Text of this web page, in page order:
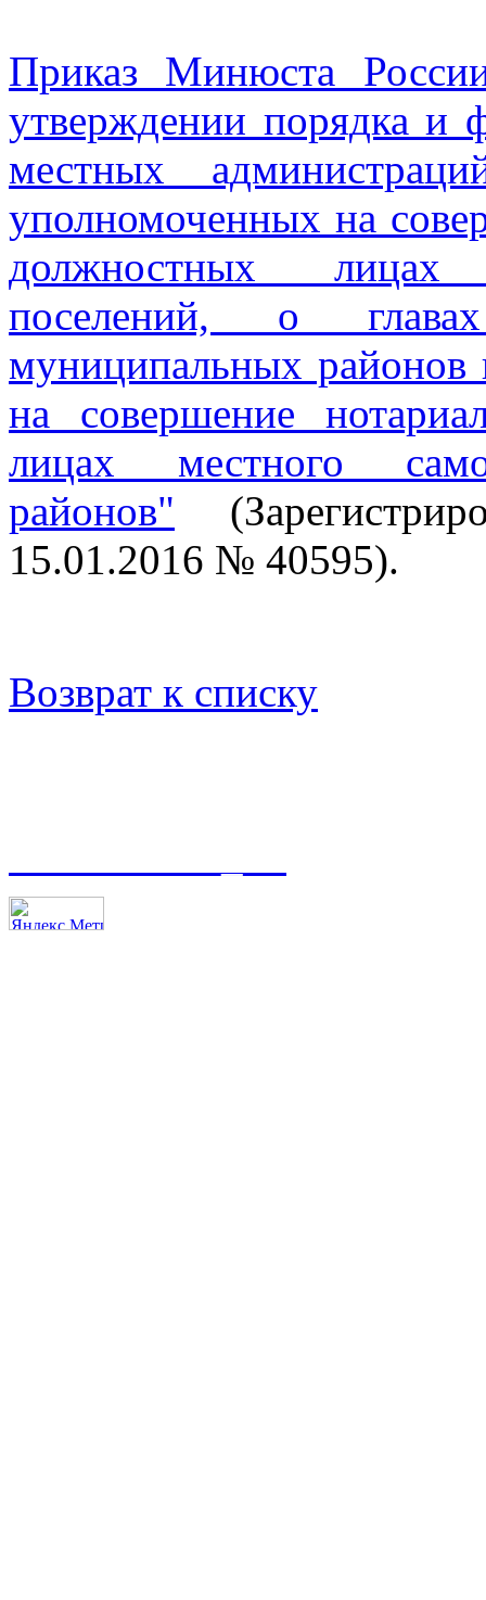
Приказ Минюста
утверждении порядка и
местных
уполномоченных на
должностных лицах
поселений, о
муниципальных районов
на совершение
лицах местного
районов"
15.01.2016 № 40595).
Возврат к списку